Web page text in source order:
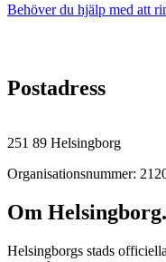
Behöver du hjälp med att
Postadress
251 89 Helsingborg
Organisationsnummer:
Om
Helsingborgs stads